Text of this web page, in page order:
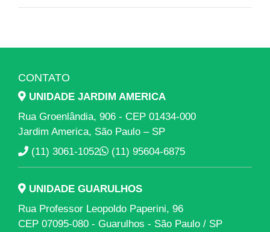
CONTATO
UNIDADE JARDIM AMERICA
Rua Groenlândia, 906 - CEP 01434-000
Jardim America, São Paulo – SP
(11) 3061-1052
(11) 95604-6875
UNIDADE GUARULHOS
Rua Professor Leopoldo Paperini, 96
CEP 07095-080 - Guarulhos - São Paulo / SP